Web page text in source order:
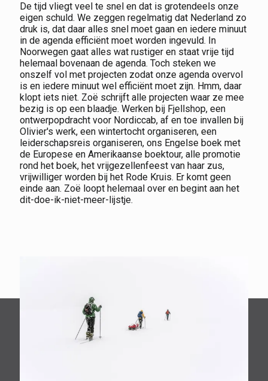
De tijd vliegt veel te snel en dat is grotendeels onze
eigen schuld. We zeggen regelmatig dat Nederland zo
druk is, dat daar alles snel moet gaan en iedere minuut
in de agenda efficiënt moet worden ingevuld. In
Noorwegen gaat alles wat rustiger en staat vrije tijd
helemaal bovenaan de agenda. Toch steken we
onszelf vol met projecten zodat onze agenda overvol
is en iedere minuut wel efficiënt moet zijn. Hmm, daar
klopt iets niet. Zoë schrijft alle projecten waar ze mee
bezig is op een blaadje. Werken bij Fjellshop, een
ontwerpopdracht voor Nordiccab, af en toe invallen bij
Olivier's werk, een wintertocht organiseren, een
leiderschapsreis organiseren, ons Engelse boek met
de Europese en Amerikaanse boektour, alle promotie
rond het boek, het vrijgezellenfeest van haar zus,
vrijwilliger worden bij het Rode Kruis. Er komt geen
einde aan. Zoë loopt helemaal over en begint aan het
dit-doe-ik-niet-meer-lijstje.